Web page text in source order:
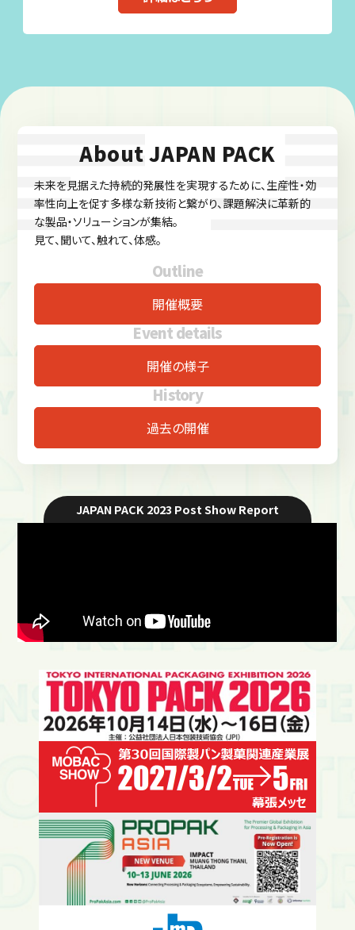
About JAPAN PACK
未来を見据えた持続的発展性を実現するために、生産性・効
率性向上を促す多様な新技術と繋がり、課題解決に革新的
な製品・ソリューションが集結。
見て、聞いて、触れて、体感。
Outline
開催概要
Event details
開催の様子
History
過去の開催
JAPAN PACK 2023 Post Show Report